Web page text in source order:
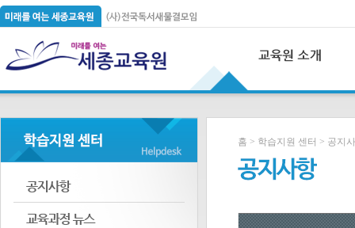
홈 > 학습지원 센터 > 공지